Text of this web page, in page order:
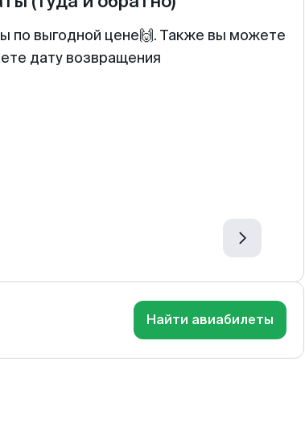
по выгодной цене🙌. Также вы можете
дату возвращения
Найти авиабилеты